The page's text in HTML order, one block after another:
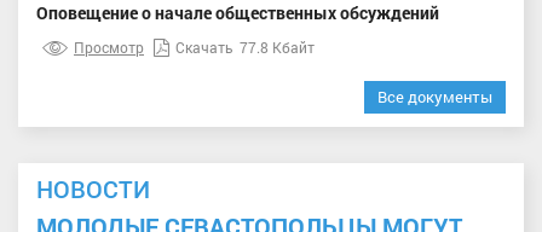
Оповещение о начале общественных обсуждений
Просмотр Скачать 77.8 Кбайт
Все документы
НОВОСТИ